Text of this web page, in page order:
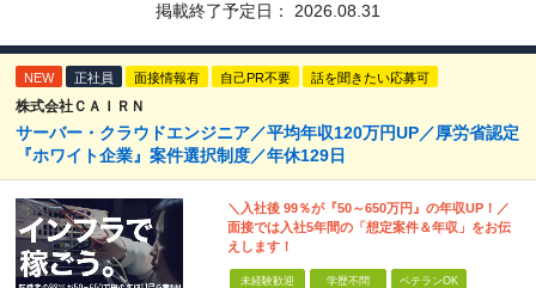
掲載終了予定日： 2026.08.31
NEW 正社員 面接情報有 自己PR不要 話を聞きたい応募可
株式会社ＣＡＩＲＮ
サーバー・クラウドエンジニア／平均年収120万円UP／厚労省認定
『ホワイト企業』案件選択制度／年休129日
＼入社後 99％が『50～650万円』の年収UP！／
面接では入社5年間の「想定案件＆年収」をお伝
えします！
未経験歓迎 学歴不問 ベテランOK